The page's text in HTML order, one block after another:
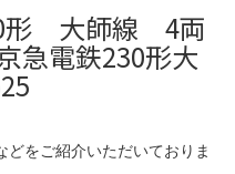
形 大師線 4両
急電鉄230形大
をご紹介いただいておりま